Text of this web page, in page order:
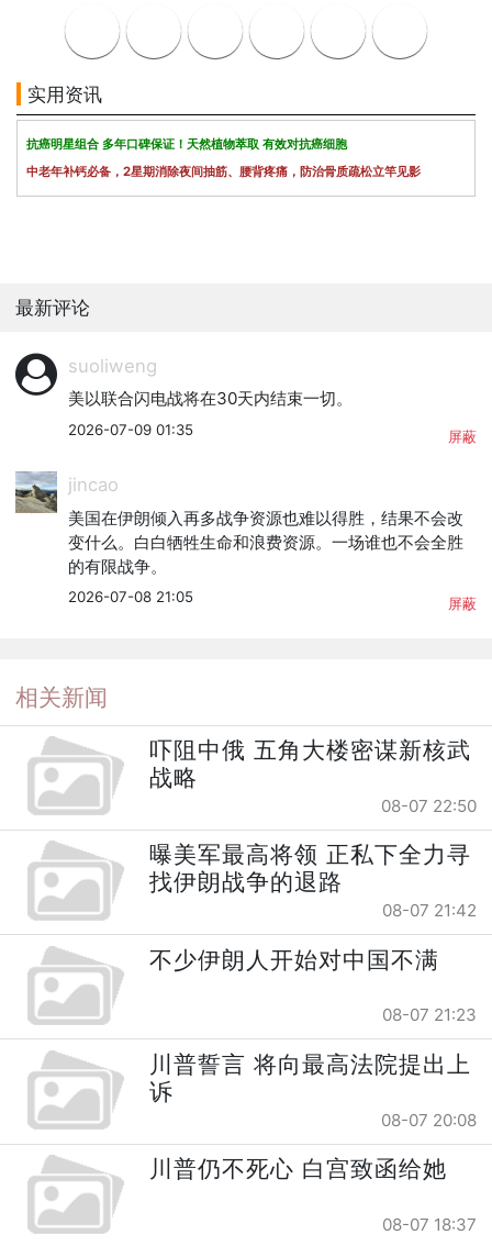
实用资讯
抗癌明星组合 多年口碑保证！天然植物萃取 有效对抗癌细胞
中老年补钙必备，2星期消除夜间抽筋、腰背疼痛，防治骨质疏松立竿见影
最新评论
suoliweng
美以联合闪电战将在30天内结束一切。
2026-07-09 01:35 屏蔽
jincao
美国在伊朗倾入再多战争资源也难以得胜，结果不会改
变什么。白白牺牲生命和浪费资源。一场谁也不会全胜
的有限战争。
2026-07-08 21:05 屏蔽
相关新闻
吓阻中俄 五角大楼密谋新核武
战略
08-07 22:50
曝美军最高将领 正私下全力寻
找伊朗战争的退路
08-07 21:42
不少伊朗人开始对中国不满
08-07 21:23
川普誓言 将向最高法院提出上
诉
08-07 20:08
川普仍不死心 白宫致函给她
08-07 18:37